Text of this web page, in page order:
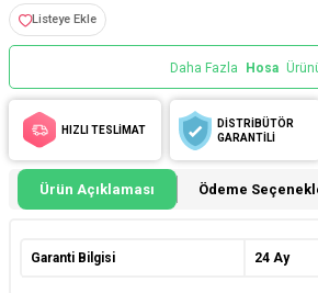
Listeye Ekle
Daha Fazla Hosa
HIZLI TESLİMAT
DİSTRİBÜTÖR
GARANTİLİ
Ürün Açıklaması Ödeme
Garanti Bilgisi 24 Ay